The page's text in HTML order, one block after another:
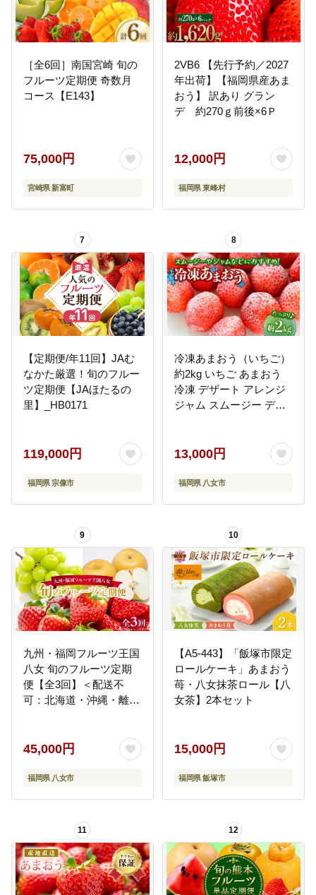
［全6回］南国宮崎 旬の
フルーツ定期便 奇数月
コース【E143】
75,000円
宮崎県 新富町
2VB6 【先行予約／2027
年出荷】【福岡県産あま
おう】 訳あり グラン
デ 約270ｇ前後×6Ｐ
12,000円
福岡県 東峰村
7
【定期便/年11回】JAむ
なかた厳選！旬のフルー
ツ定期便【JAほたるの
里】_HB0171
119,000円
福岡県 宗像市
8
冷凍あまおう（いちご）
約2kg いちご あまおう
冷凍 デザート アレンジ
ジャム スムージー デザ
13,000円
福岡県 八女市
9
九州・福岡フルーツ王国
八女 旬のフルーツ定期
便【全3回】＜配送不
可：北海道・沖縄・離島
ト 梨 季節のフルーツ 果
物 おすすめ セット 産地
直送 福岡県 八女市
45,000円
福岡県 八女市
10
【A5-443】「飯塚市限定
ロールケーキ」あまおう
苺・八女抹茶ロール【八
女茶】2本セット
15,000円
福岡県 飯塚市
11 12